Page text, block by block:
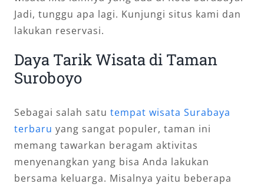
Jadi, tunggu apa lagi. Kunjungi situs kami dan
lakukan reservasi.
Daya Tarik Wisata di Taman
Suroboyo
Sebagai salah satu tempat wisata Surabaya
terbaru yang sangat populer, taman ini
memang tawarkan beragam aktivitas
menyenangkan yang bisa Anda lakukan
bersama keluarga. Misalnya yaitu beberapa